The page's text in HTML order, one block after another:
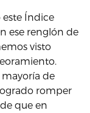
este Índice
ese renglón de
visto
de
romper
que en